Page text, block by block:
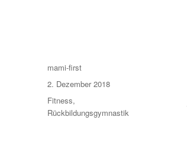
Autor
mami-first
Veröffentlicht
am
2. Dezember 2018
Kategorien
Fitness,
Rückbildungsgymnastik